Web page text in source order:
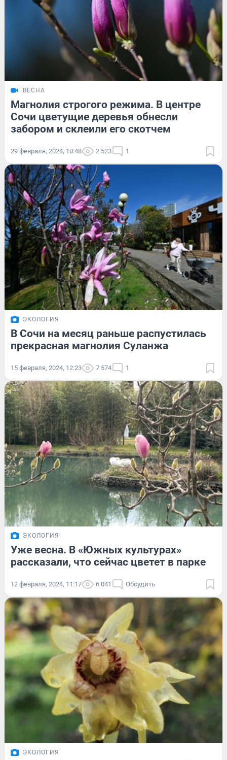
ВЕСНА
Магнолия строгого режима. В центре
Сочи цветущие деревья обнесли
забором и склеили его скотчем
29 февраля, 2024, 10:48 2 523 1
ЭКОЛОГИЯ
В Сочи на месяц раньше распустилась
прекрасная магнолия Суланжа
15 февраля, 2024, 12:23 7 574 1
ЭКОЛОГИЯ
Уже весна. В «Южных культурах»
рассказали, что сейчас цветет в парке
12 февраля, 2024, 11:17 6 041 Обсудить
ЭКОЛОГИЯ